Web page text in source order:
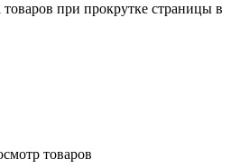
товаров при прокрутке страницы в
товаров